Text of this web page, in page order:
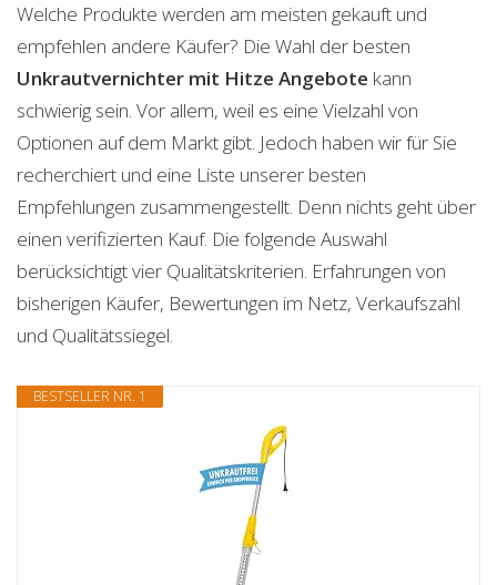
Welche Produkte werden am meisten gekauft und
empfehlen andere Käufer? Die Wahl der besten
Unkrautvernichter mit Hitze Angebote kann
schwierig sein. Vor allem, weil es eine Vielzahl von
Optionen auf dem Markt gibt. Jedoch haben wir für Sie
recherchiert und eine Liste unserer besten
Empfehlungen zusammengestellt. Denn nichts geht über
einen verifizierten Kauf. Die folgende Auswahl
berücksichtigt vier Qualitätskriterien. Erfahrungen von
bisherigen Käufer, Bewertungen im Netz, Verkaufszahl
und Qualitätssiegel.
BESTSELLER NR. 1